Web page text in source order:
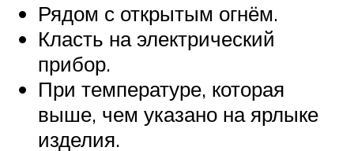
Рядом с открытым огнём.
Класть на электрический
прибор.
При температуре, которая
выше, чем указано на ярлыке
изделия.